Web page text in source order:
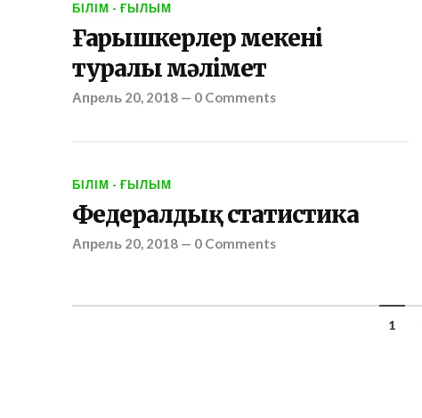
БІЛІМ - ҒЫЛЫМ
Ғарышкерлер мекені
туралы мәлімет
Апрель 20, 2018— 0 Comments
БІЛІМ - ҒЫЛЫМ
Федералдық статистика
Апрель 20, 2018— 0 Comments
1